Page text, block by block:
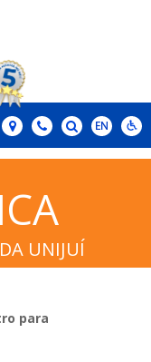
UNIJUÍ
para